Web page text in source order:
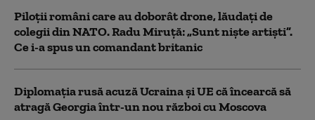
Piloții români care au doborât drone, lăudați de
colegii din NATO. Radu Miruță: „Sunt niște artiști”.
Ce i-a spus un comandant britanic
Diplomaţia rusă acuză Ucraina şi UE că încearcă să
atragă Georgia într-un nou război cu Moscova